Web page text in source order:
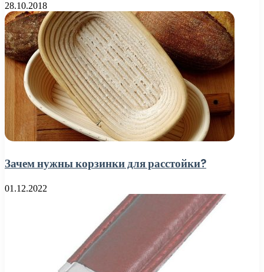
28.10.2018
Зачем нужны корзинки для расстойки?
01.12.2022